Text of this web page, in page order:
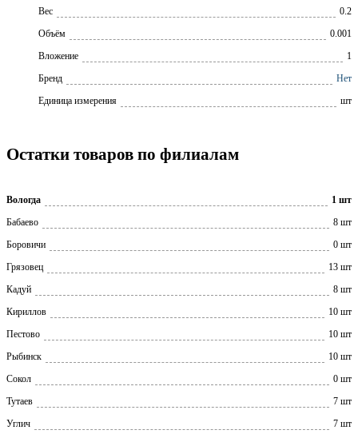
Вес
0.2
Объём
0.001
Вложение
1
Бренд
Нет
Единица измерения
шт
Остатки товаров по филиалам
Вологда
1 шт
Бабаево
8 шт
Боровичи
0 шт
Грязовец
13 шт
Кадуй
8 шт
Кириллов
10 шт
Пестово
10 шт
Рыбинск
10 шт
Сокол
0 шт
Тутаев
7 шт
Углич
7 шт